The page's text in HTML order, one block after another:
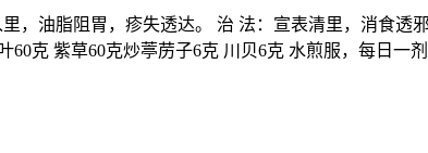
，油脂阻胃，疹失透达。 治 法：宣表清里，消食
60克 紫草60克炒葶苈子6克 川贝6克 水煎服，每日一剂